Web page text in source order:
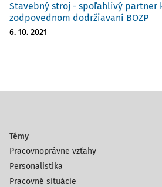
Stavebný stroj - spoľahlivý partner
zodpovednom dodržiavaní BOZP
6. 10. 2021
Témy
Pracovnoprávne vzťahy
Personalistika
Pracovné situácie